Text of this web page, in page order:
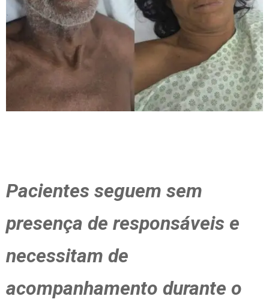
Pacientes seguem sem
presença de responsáveis e
necessitam de
acompanhamento durante o